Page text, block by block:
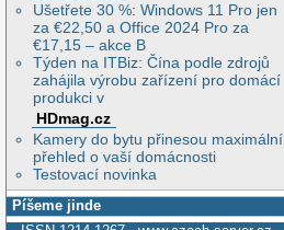
Ušetřete 30 %: Windows 11 Pro jen
za €22,50 a Office 2024 Pro za
€17,15 – akce B
Týden na ITBiz: Čína podle zdrojů
zahájila výrobu zařízení pro domácí
produkci v
HDmag.cz
Kamery do bytu přinesou maximální
přehled o vaší domácnosti
Testovací novinka
Píšeme jinde